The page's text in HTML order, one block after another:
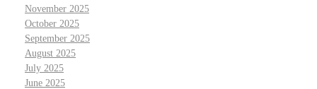
November 2025
October 2025
September 2025
August 2025
July 2025
June 2025